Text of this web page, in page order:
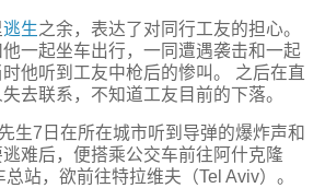
逃生之余，表达了对同行工友的担心。
一起坐车出行，一同遭遇袭击和一起
他听到工友中枪后的惨叫。 之后在直
去联系，不知道工友目前的下落。
生7日在所在城市听到导弹的爆炸声和
难后，便搭乘公交车前往阿什克隆
总站，欲前往特拉维夫（Tel Aviv）。